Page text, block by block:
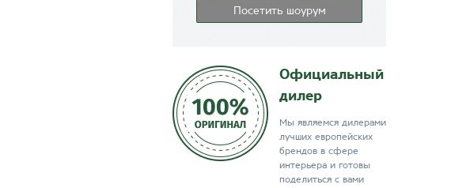
Посетить шоурум
Официальный
дилер
Мы являемся дилерами
лучших европейских
брендов в сфере
интерьера и готовы
поделиться с вами